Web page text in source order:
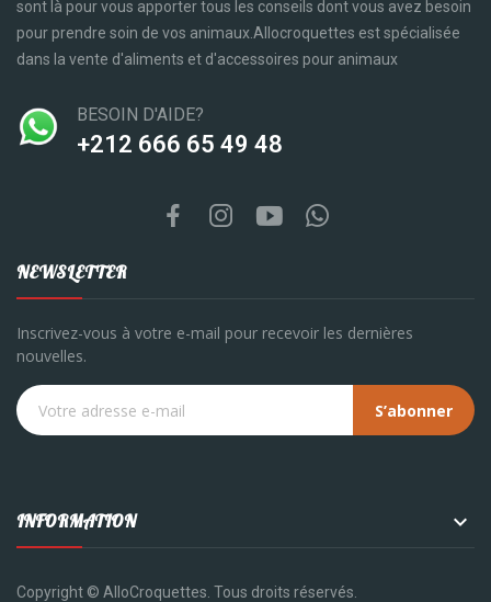
sont là pour vous apporter tous les conseils dont vous avez besoin
pour prendre soin de vos animaux.Allocroquettes est spécialisée
dans la vente d'aliments et d'accessoires pour animaux
BESOIN D'AIDE?
‪+212 666 65 49 48‬
NEWSLETTER
Inscrivez-vous à votre e-mail pour recevoir les dernières
nouvelles.
S’abonner
INFORMATION 
Copyright © AlloCroquettes. Tous droits réservés.